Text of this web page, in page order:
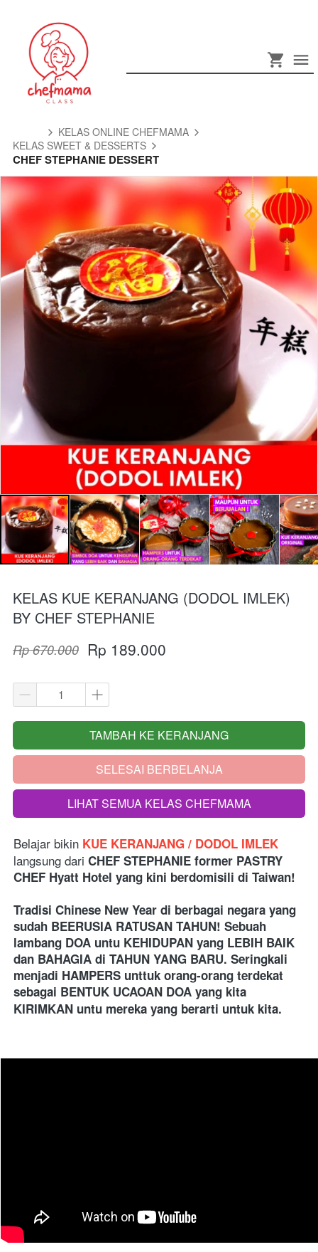
KELAS ONLINE CHEFMAMA
KELAS SWEET & DESSERTS
CHEF STEPHANIE DESSERT
KELAS KUE KERANJANG (DODOL IMLEK)
BY CHEF STEPHANIE
Rp 670.000 Rp 189.000
`
TAMBAH KE KERANJANG
`SELESAI BERBELANJA
`LIHAT SEMUA KELAS CHEFMAMA
Belajar bikin KUE KERANJANG / DODOL IMLEK
langsung dari CHEF STEPHANIE former PASTRY
CHEF Hyatt Hotel yang kini berdomisili di Taiwan!
Tradisi Chinese New Year di berbagai negara yang
sudah BEERUSIA RATUSAN TAHUN! Sebuah
lambang DOA untu KEHIDUPAN yang LEBIH BAIK
dan BAHAGIA di TAHUN YANG BARU. Seringkali
menjadi HAMPERS unttuk orang-orang terdekat
sebagai BENTUK UCAOAN DOA yang kita
KIRIMKAN untu mereka yang berarti untuk kita.